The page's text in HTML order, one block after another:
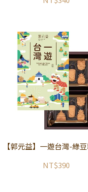
【郭元益】一遊台灣-綠
NT$390